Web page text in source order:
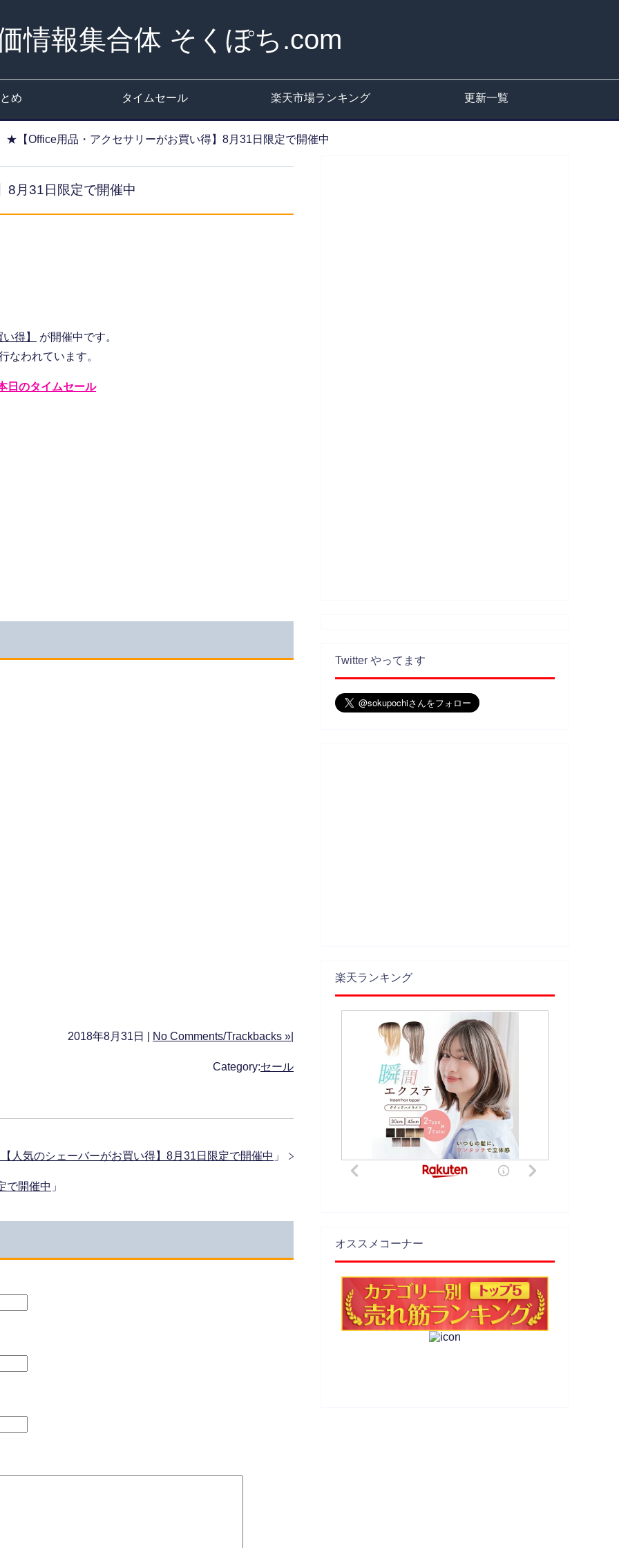
情報集合体 そくぽち.com
め タイムセール 楽天市場ランキング 更新一覧
★【Office用品・アクセサリーがお買い得】8月31日限定で開催中
8月31日限定で開催中
得】
が開催中です。
なわれています。
日のタイムセール
2018年8月31日 | No Comments/Trackbacks »
Category:セール
人気のシェーバーがお買い得】8月31日限定で開催中 」
で開催中 」
Twitter やってます
楽天ランキング
オススメコーナー